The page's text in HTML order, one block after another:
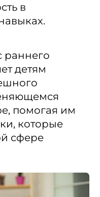
в
детям
помогая им
которые
сфере